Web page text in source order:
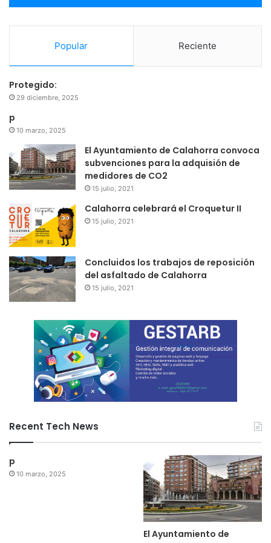
Popular Reciente
Protegido:
29 diciembre, 2025
p
10 marzo, 2025
El Ayuntamiento de Calahorra convoca
subvenciones para la adquisión de
medidores de CO2
15 julio, 2021
Calahorra celebrará el Croquetur II
15 julio, 2021
Concluidos los trabajos de reposición
del asfaltado de Calahorra
15 julio, 2021
Recent Tech News
p
10 marzo, 2025
El Ayuntamiento de